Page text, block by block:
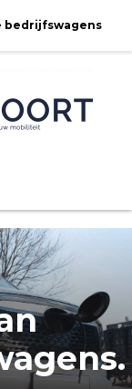
bedrijfswagens